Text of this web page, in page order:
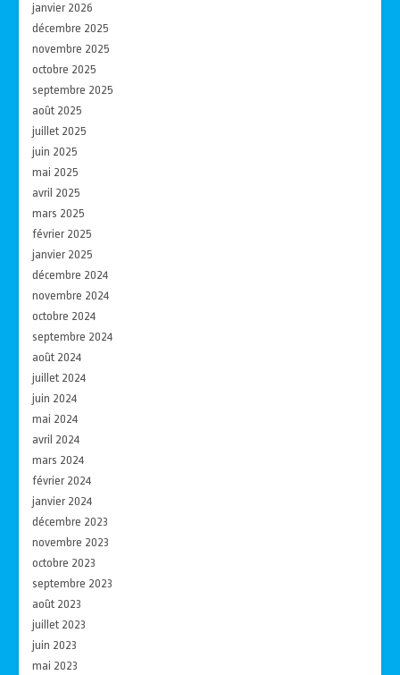
janvier 2026
décembre 2025
novembre 2025
octobre 2025
septembre 2025
août 2025
juillet 2025
juin 2025
mai 2025
avril 2025
mars 2025
février 2025
janvier 2025
décembre 2024
novembre 2024
octobre 2024
septembre 2024
août 2024
juillet 2024
juin 2024
mai 2024
avril 2024
mars 2024
février 2024
janvier 2024
décembre 2023
novembre 2023
octobre 2023
septembre 2023
août 2023
juillet 2023
juin 2023
mai 2023